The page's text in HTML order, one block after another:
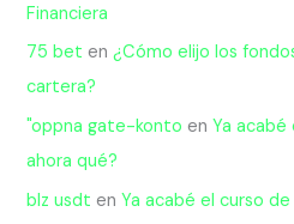
Financiera
75 bet en¿Cómo elijo los
cartera?
"oppna gate-konto enYa acabé
ahora qué?
blz usdt enYa acabé el curso